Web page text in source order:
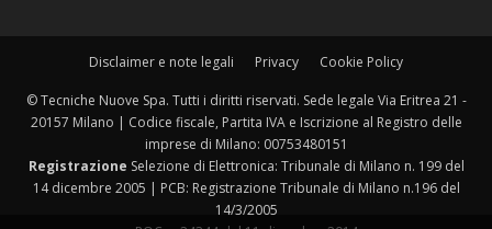
Disclaimer e note legali Privacy Cookie Policy
© Tecniche Nuove Spa. Tutti i diritti riservati. Sede legale Via Eritrea 21 -
20157 Milano | Codice fiscale, Partita IVA e Iscrizione al Registro delle
imprese di Milano: 00753480151
Registrazione Selezione di Elettronica: Tribunale di Milano n. 199 del
14 dicembre 2005 | PCB: Registrazione Tribunale di Milano n.196 del
14/3/2005